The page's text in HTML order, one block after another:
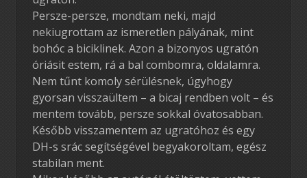
Persze-persze, mondtam neki, majd
nekiugrottam az ismeretlen pályának, mint
bohóc a biciklinek. Azon a bizonyos ugratón
óriásit estem, rá a bal combomra, oldalamra.
Nem tűnt komoly sérülésnek, úgyhogy
gyorsan visszaültem – a bicaj rendben volt – és
mentem tovább, persze sokkal óvatosabban.
Később visszamentem az ugratóhoz és egy
DH-s srác segítségével begyakoroltam, egész
stabilan ment.